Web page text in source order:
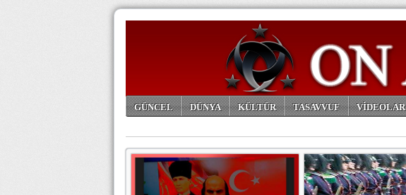
GÜNCEL DÜNYA KÜLTÜR TASAVVUF VİDEOLAR